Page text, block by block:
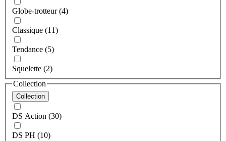
Globe-trotteur (4)
Classique (11)
Tendance (5)
Squelette (2)
Collection
Collection
DS Action (30)
DS PH (10)